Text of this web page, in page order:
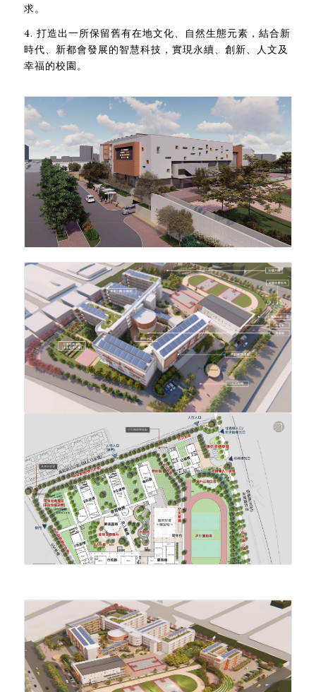
求。
4. 打造出一所保留舊有在地文化、自然生態元素，結合新
時代、新都會發展的智慧科技，實現永續、創新、人文及
幸福的校園。